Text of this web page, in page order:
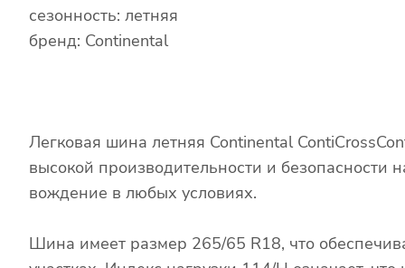
сезонность: летняя
бренд: Continental
Легковая шина летняя Continental
высокой производительности и
вождение в любых условиях.
Шина имеет размер 265/65 R18, что